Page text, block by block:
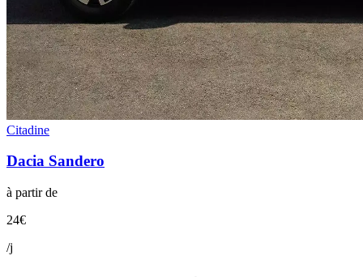
Citadine
Dacia Sandero
à partir de
24€
/j